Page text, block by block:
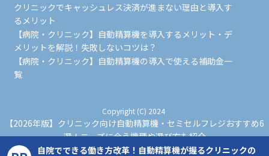
自院でできる働き方改革！自動精算機が握るクリニックの
クリニックでキャッシュレス決済が進まない理由と導入す
るメリット
【病院・クリニック】自動精算機を導入するメリット・デ
メリットを解説！失敗しないコツは？
【病院・クリニック】自動精算機の導入で使える補助金一
覧
Copyright (C) 2024
【2026年版】クリニック向け自動精算機・セミセルフレジおすすめ6
選！ニーズに合う機種や選び方も紹介
All Rights Reserved.